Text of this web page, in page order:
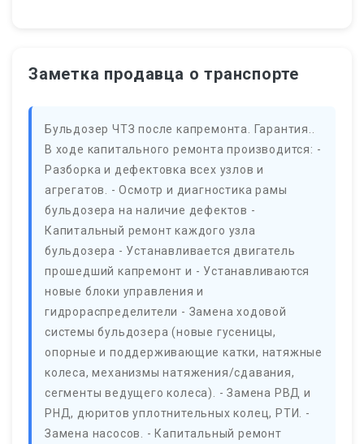
Заметка продавца о транспорте
Бульдозер ЧТЗ после капремонта. Гарантия..
В ходе капитального ремонта производится: -
Разборка и дефектовка всех узлов и
агрегатов. - Осмотр и диагностика рамы
бульдозера на наличие дефектов -
Капитальный ремонт каждого узла
бульдозера - Устанавливается двигатель
прошедший капремонт и - Устанавливаются
новые блоки управления и
гидрораспределители - Замена ходовой
системы бульдозера (новые гусеницы,
опорные и поддерживающие катки, натяжные
колеса, механизмы натяжения/сдавания,
сегменты ведущего колеса). - Замена РВД и
РНД, дюритов уплотнительных колец, РТИ. -
Замена насосов. - Капитальный ремонт